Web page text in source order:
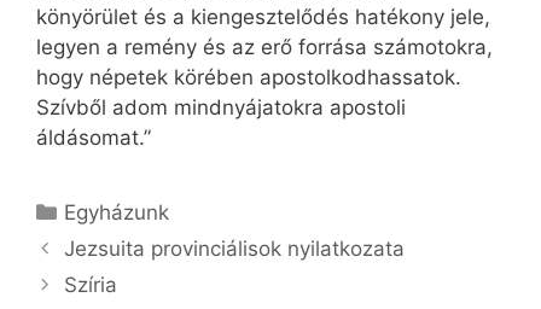
könyörület és a kiengesztelődés hatékony jele,
legyen a remény és az erő forrása számotokra,
hogy népetek körében apostolkodhassatok.
Szívből adom mindnyájatokra apostoli
áldásomat.”
Kategória
Egyházunk
Jezsuita provinciálisok nyilatkozata
Szíria